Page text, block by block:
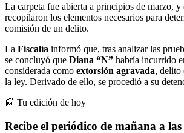
La carpeta fue abierta a principios de marzo, y
recopilaron los elementos necesarios para
comisión de un delito.
La Fiscalía informó que, tras analizar las
se concluyó que Diana “N” habría incurrido
considerada como extorsión agravada, delito
la ley. Derivado de ello, se procedió a su
📰 Tu edición de hoy
Recibe el periódico de mañana a